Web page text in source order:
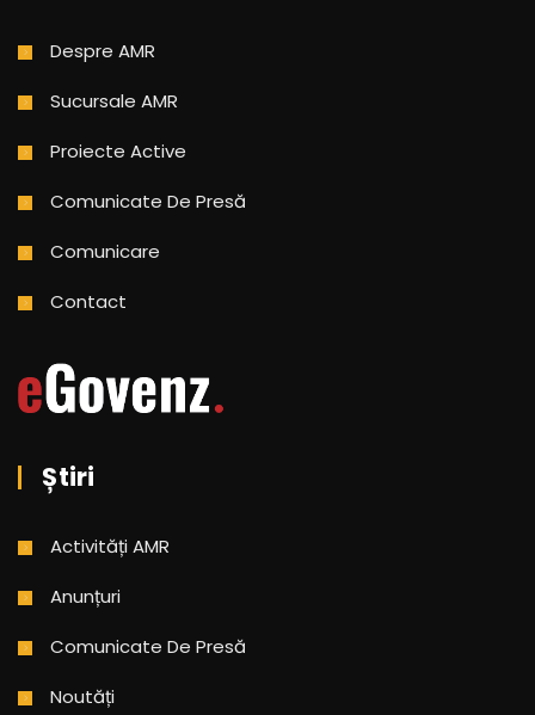
Despre AMR
Sucursale AMR
Proiecte Active
Comunicate De Presă
Comunicare
Contact
Știri
Activități AMR
Anunțuri
Comunicate De Presă
Noutăți